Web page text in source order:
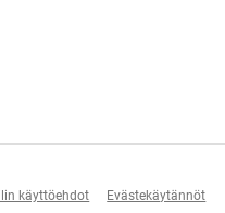
käyttöehdot Evästekäytännöt